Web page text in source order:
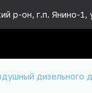
р-он, г.п. Янино-1,
дизельного